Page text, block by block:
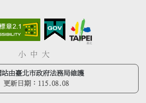
小 中 大
站由臺北市政府法務局維護
更新日期： 115.08.08